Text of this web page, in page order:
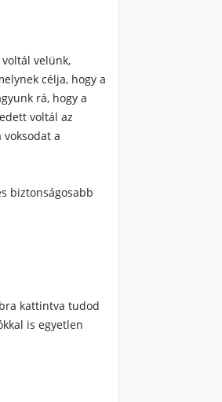
velünk,
célja, hogy a
rá, hogy a
voltál az
a
biztonságosabb
kattintva tudod
is egyetlen